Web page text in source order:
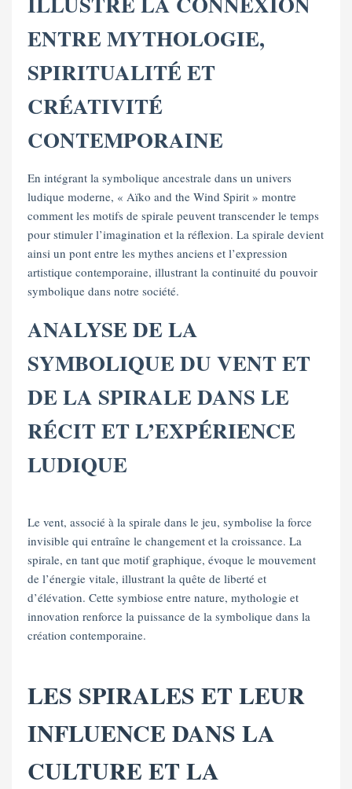
ENTRE MYTHOLOGIE,
SPIRITUALITÉ ET
CRÉATIVITÉ
CONTEMPORAINE
En intégrant la symbolique ancestrale dans un univers
ludique moderne, « Aïko and the Wind Spirit » montre
comment les motifs de spirale peuvent transcender le temps
pour stimuler l’imagination et la réflexion. La spirale devient
ainsi un pont entre les mythes anciens et l’expression
artistique contemporaine, illustrant la continuité du pouvoir
symbolique dans notre société.
ANALYSE DE LA
SYMBOLIQUE DU VENT ET
DE LA SPIRALE DANS LE
RÉCIT ET L’EXPÉRIENCE
LUDIQUE
Le vent, associé à la spirale dans le jeu, symbolise la force
invisible qui entraîne le changement et la croissance. La
spirale, en tant que motif graphique, évoque le mouvement
de l’énergie vitale, illustrant la quête de liberté et
d’élévation. Cette symbiose entre nature, mythologie et
innovation renforce la puissance de la symbolique dans la
création contemporaine.
LES SPIRALES ET LEUR
INFLUENCE DANS LA
CULTURE ET LA